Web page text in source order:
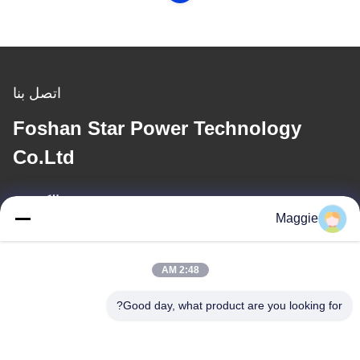
اتصل بنا
Foshan Star Power Technology
Co.Ltd
بريد إلكتروني
Maggie
2:48 AM
Good day, what product are you looking for?